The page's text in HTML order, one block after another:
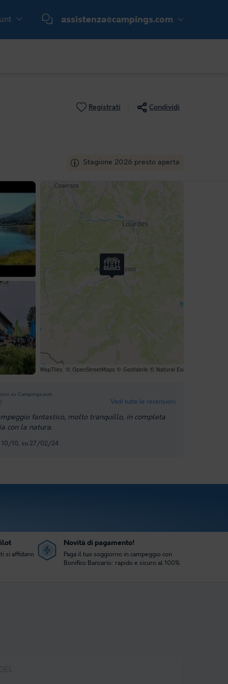
assistenza@campings.com
Stagione 2026 presto aperta
Registrati Condividi
su Campings.com
Vedi tutte le recensioni
fantastico, molto tranquillo, in completa
con la natura.
10/10, su 27/02/24
si affidano
Novità di pagamento!
Paga il tuo soggiorno in campeggio con
Bonifico Bancario: rapido e sicuro al 100%.